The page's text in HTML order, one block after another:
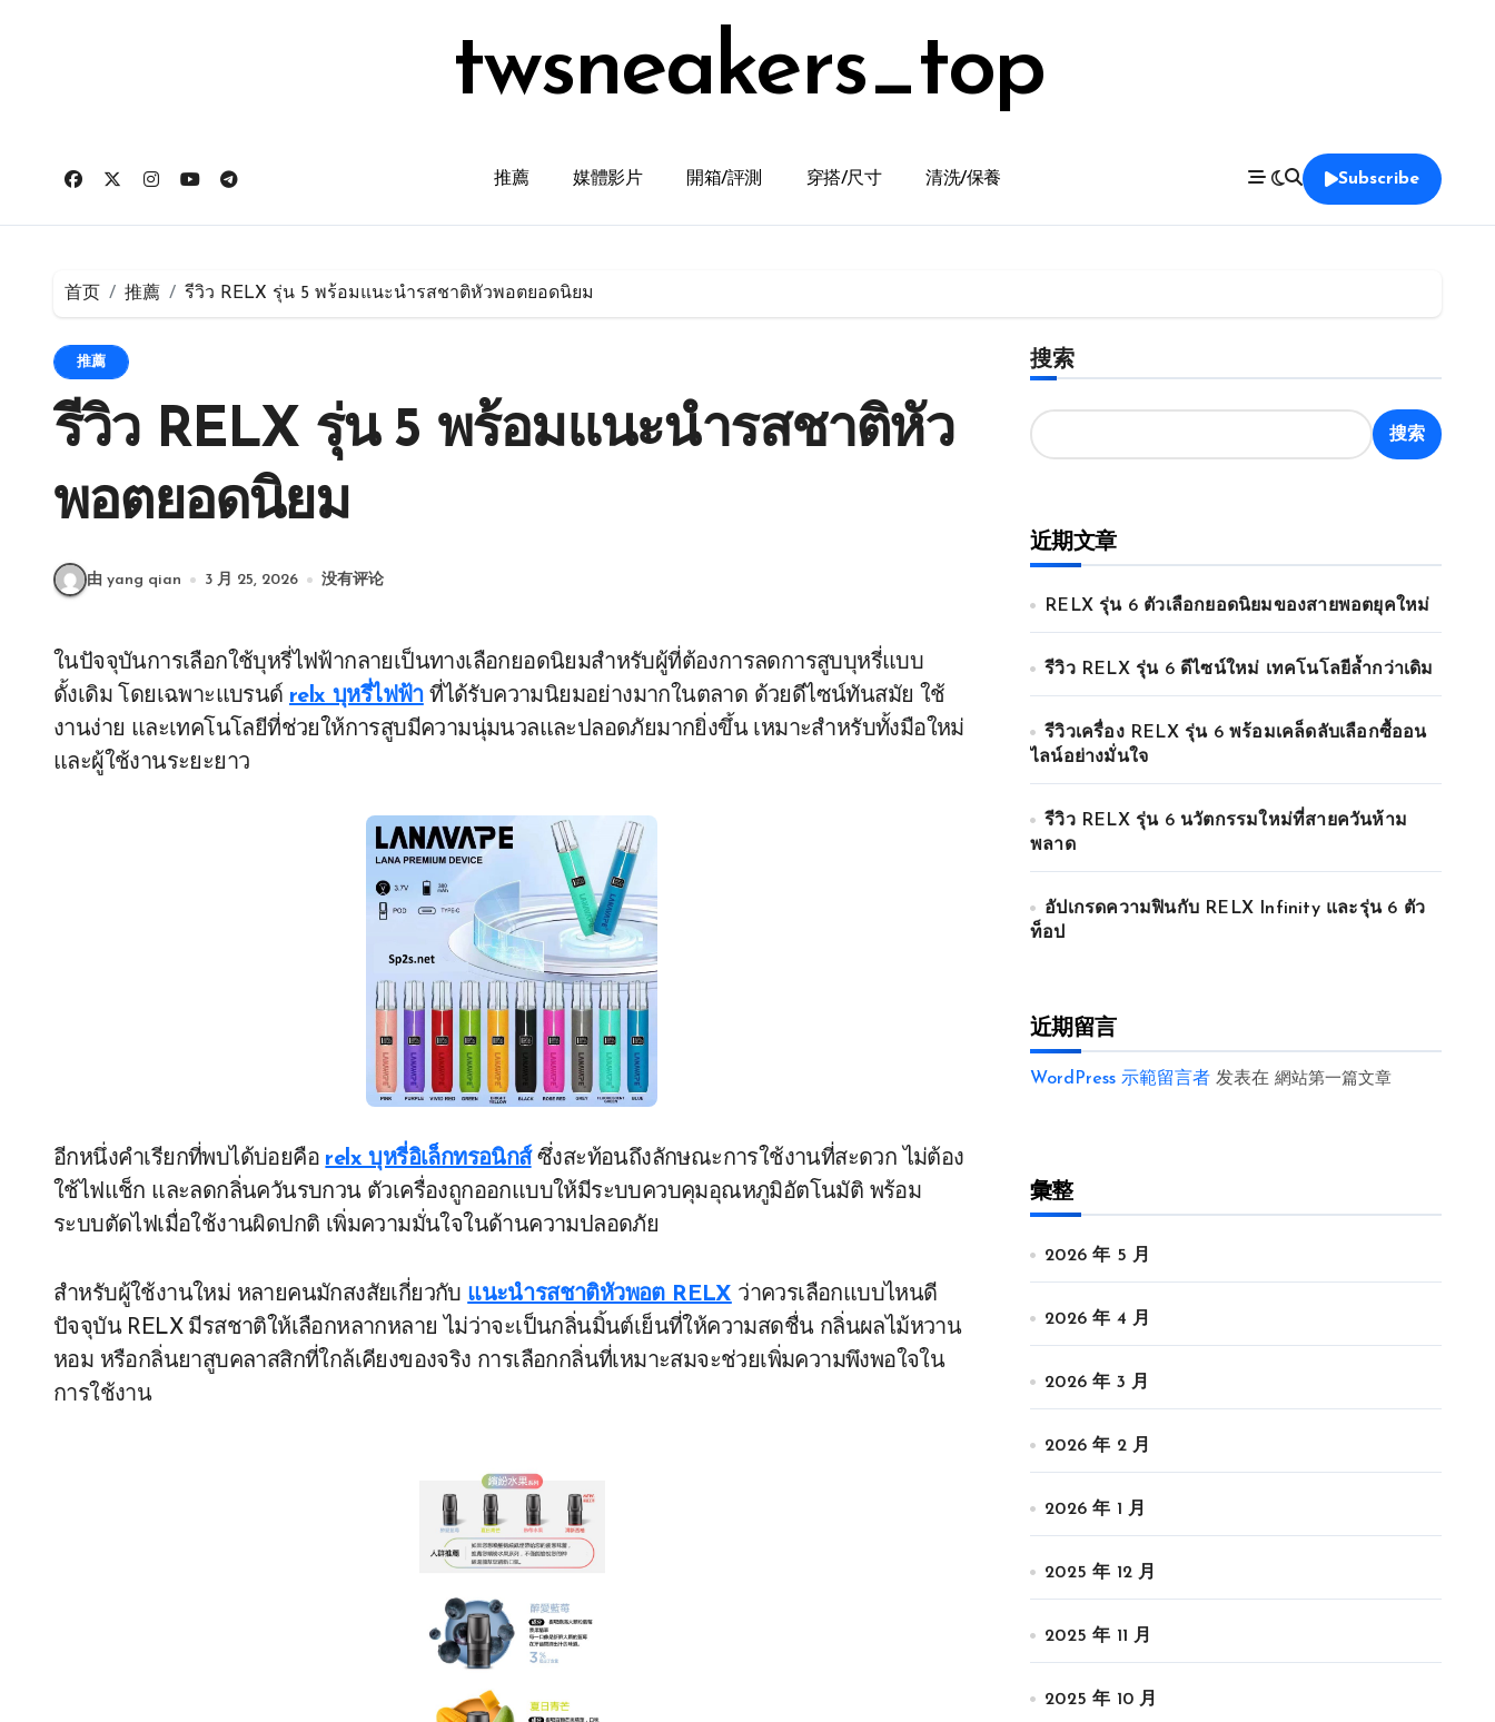
twsneakers_top
推薦 媒體影片 開箱/評測 穿搭/尺寸 清洗/保養 Subscribe
首页 推薦 รีวิว RELX รุ่น 5 พร้อมแนะนำรสชาติหัวพอตยอดนิยม
推薦
รีวิว RELX รุ่น 5 พร้อมแนะนำรสชาติหัว
พอตยอดนิยม
由 yang qian 3 月 25, 2026 没有评论
ในปัจจุบันการเลือกใช้บุหรี่ไฟฟ้ากลายเป็นทางเลือกยอดนิยมสำหรับผู้ที่ต้องการลดการสูบบุหรี่แบบ
ดั้งเดิม โดยเฉพาะแบรนด์ relx บุหรี่ไฟฟ้าที่ได้รับความนิยมอย่างมากในตลาด ด้วยดีไซน์ทันสมัย ใช้
งานง่าย และเทคโนโลยีที่ช่วยให้การสูบมีความนุ่มนวลและปลอดภัยมากยิ่งขึ้น เหมาะสำหรับทั้งมือใหม่
และผู้ใช้งานระยะยาว
อีกหนึ่งคำเรียกที่พบได้บ่อยคือ relx บุหรี่อิเล็กทรอนิกส์ซึ่งสะท้อนถึงลักษณะการใช้งานที่สะดวก ไม่ต้อง
ใช้ไฟแช็ก และลดกลิ่นควันรบกวน ตัวเครื่องถูกออกแบบให้มีระบบควบคุมอุณหภูมิอัตโนมัติ พร้อม
ระบบตัดไฟเมื่อใช้งานผิดปกติ เพิ่มความมั่นใจในด้านความปลอดภัย
สำหรับผู้ใช้งานใหม่ หลายคนมักสงสัยเกี่ยวกับ แนะนำรสชาติหัวพอต RELX ว่าควรเลือกแบบไหนดี
ปัจจุบัน RELX มีรสชาติให้เลือกหลากหลาย ไม่ว่าจะเป็นกลิ่นมิ้นต์เย็นที่ให้ความสดชื่น กลิ่นผลไม้หวาน
หอม หรือกลิ่นยาสูบคลาสสิกที่ใกล้เคียงของจริง การเลือกกลิ่นที่เหมาะสมจะช่วยเพิ่มความพึงพอใจใน
การใช้งาน
搜索
搜索
近期文章
RELX รุ่น 6 ตัวเลือกยอดนิยมของสายพอตยุคใหม่
รีวิว RELX รุ่น 6 ดีไซน์ใหม่ เทคโนโลยีล้ำกว่าเดิม
รีวิวเครื่อง RELX รุ่น 6 พร้อมเคล็ดลับเลือกซื้ออน
ไลน์อย่างมั่นใจ
รีวิว RELX รุ่น 6 นวัตกรรมใหม่ที่สายควันห้าม
พลาด
อัปเกรดความฟินกับ RELX Infinity และรุ่น 6 ตัว
ท็อป
近期留言
WordPress 示範留言者 发表在 網站第一篇文章
彙整
2026 年 5 月
2026 年 4 月
2026 年 3 月
2026 年 2 月
2026 年 1 月
2025 年 12 月
2025 年 11 月
2025 年 10 月